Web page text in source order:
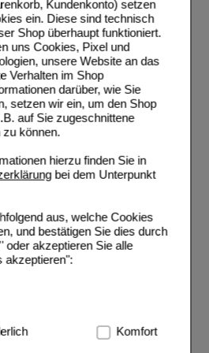
Kundenkonto) setzen
ein. Diese sind technisch
Shop überhaupt funktioniert.
uns Cookies, Pixel und
unsere Website an das
Verhalten im Shop
darüber, wie Sie
setzen wir ein, um den Shop
auf Sie zugeschnittene
zu können.
hierzu finden Sie in
bei dem Unterpunkt
aus, welche Cookies
und bestätigen Sie dies durch
oder akzeptieren Sie alle
akzeptieren":
Hierbei handelt es sich um
Komfort